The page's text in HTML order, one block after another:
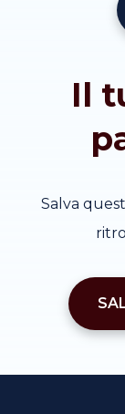
Il
Salva